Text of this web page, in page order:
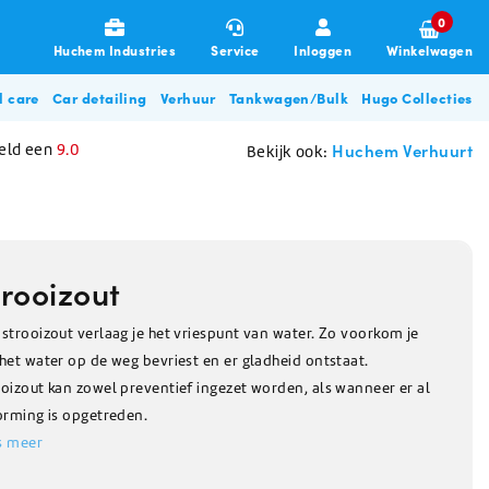
Huchem Industries Service Inloggen
0
Winkelwagen
Garages & Transport
Zorg & Beauty
Allesreinigers
Allesreiniger
Poetsdoeken & Sponzen
Poetsdoeken
De-Icing Glycol
De-Icing glycol (tot -28C)
Zouten
Pekelwater
Disposables
Haarnetjes & Baardnetjes
Overige beschermingsmiddelen
Oordoppen
care Car detailing Verhuur
Glycol filterunit
Stofbeheersing / Nevelkanon
Tankwagen/Bulk Hugo Collecties
Hugo BBQ Collectie
een 9.0 Bekijk ook: Huchem Verhuurt
verlaag je het vriespunt van water. Zo voorkom je
water op de weg bevriest en er gladheid ontstaat.
kan zowel preventief ingezet worden, als wanneer er al
is opgetreden.
meer